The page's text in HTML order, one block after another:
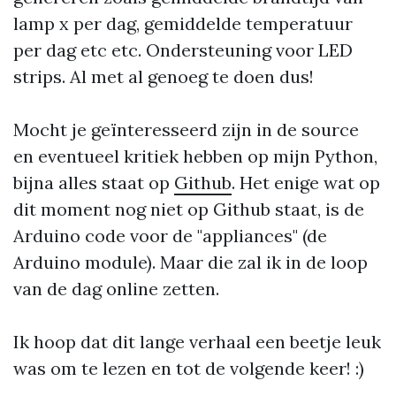
lamp x per dag, gemiddelde temperatuur
per dag etc etc. Ondersteuning voor LED
strips. Al met al genoeg te doen dus!
Mocht je geïnteresseerd zijn in de source
en eventueel kritiek hebben op mijn Python,
bijna alles staat op Github. Het enige wat op
dit moment nog niet op Github staat, is de
Arduino code voor de "appliances" (de
Arduino module). Maar die zal ik in de loop
van de dag online zetten.
Ik hoop dat dit lange verhaal een beetje leuk
was om te lezen en tot de volgende keer! :)